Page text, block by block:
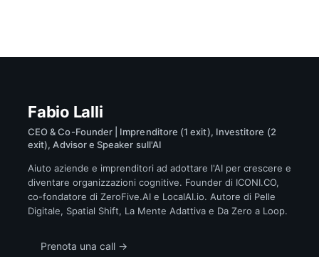
Fabio Lalli
CEO & Co-Founder | Imprenditore (1 exit), Investitore (2
exit), Advisor e Speaker sull'AI
Aiuto aziende e imprenditori ad adottare l'AI per crescere e
diventare organizzazioni cognitive. Founder di ICONI.CO,
co-fondatore di ZeroFive.AI e LocalAI.io. Autore di Pelle
Digitale, Spatial Shift, La Mente Adattiva e Da Zero a Loop.
Prenota una call →